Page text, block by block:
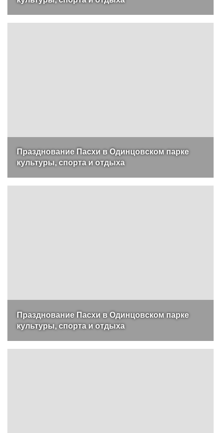
Празднование Пасхи в Одинцовском парке
культуры, спорта и отдыха
Празднование Пасхи в Одинцовском парке
культуры, спорта и отдыха